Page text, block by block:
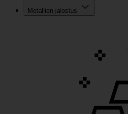
Metallien jalostus